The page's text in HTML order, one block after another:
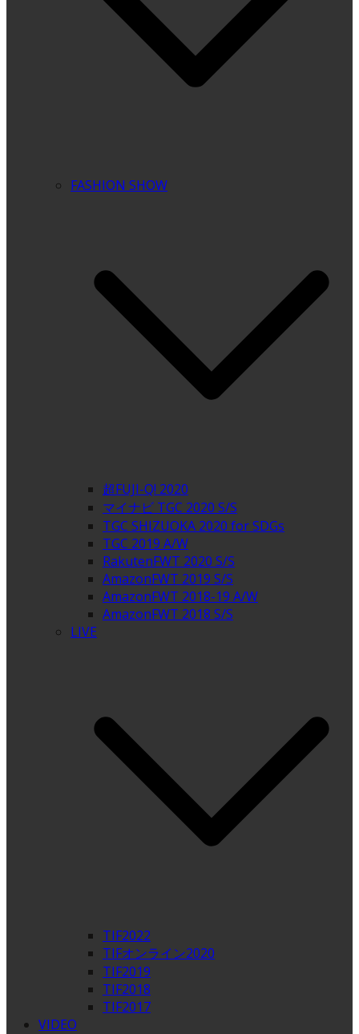
FASHION SHOW
超FUJI-Q! 2020
マイナビ TGC 2020 S/S
TGC SHIZUOKA 2020 for SDGs
TGC 2019 A/W
RakutenFWT 2020 S/S
AmazonFWT 2019 S/S
AmazonFWT 2018-19 A/W
AmazonFWT 2018 S/S
LIVE
TIF2022
TIFオンライン2020
TIF2019
TIF2018
TIF2017
VIDEO